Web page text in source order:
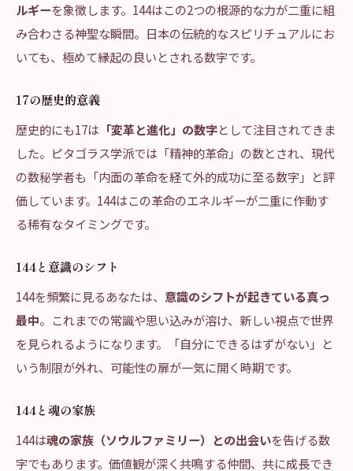
ルギーを象徴します。144はこの2つの根源的な力が二重に組
み合わさる神聖な瞬間。日本の伝統的なスピリチュアルにお
いても、極めて縁起の良いとされる数字です。
17の歴史的意義
歴史的にも17は 「変革と進化」の数字として注目されてきま
した。ピタゴラス学派では「精神的革命」の数とされ、現代
の数秘学者も「内面の革命を経て外的成功に至る数字」と評
価しています。144はこの革命のエネルギーが二重に作動す
る稀有なタイミングです。
144と意識のシフト
144を頻繁に見るあなたは、 意識のシフトが起きている真っ
最中。これまでの常識や思い込みが溶け、新しい視点で世界
を見られるようになります。「自分にできるはずがない」と
いう制限が外れ、可能性の扉が一気に開く時期です。
144と魂の家族
144は魂の家族（ソウルファミリー）との出会いを告げる数
字でもあります。価値観が深く共鳴する仲間、共に成長でき